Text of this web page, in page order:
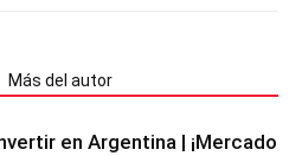
Más del autor
en Argentina | ¡Mercado